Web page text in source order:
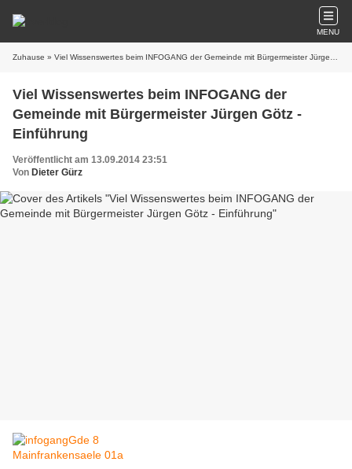
MENU
Zuhause » Viel Wissenswertes beim INFOGANG der Gemeinde mit Bürgermeister Jürgen Götz - Einführung
Viel Wissenswertes beim INFOGANG der
Gemeinde mit Bürgermeister Jürgen Götz -
Einführung
Veröffentlicht am 13.09.2014 23:51
Von Dieter Gürz